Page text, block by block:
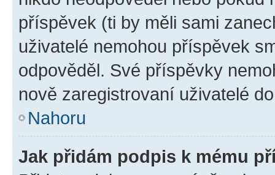
příspěvek (ti by měli sami
uživatelé nemohou příspěvek
odpověděl. Své příspěvky
nově zaregistrovaní uživatelé
Nahoru
Jak přidám podpis k mému